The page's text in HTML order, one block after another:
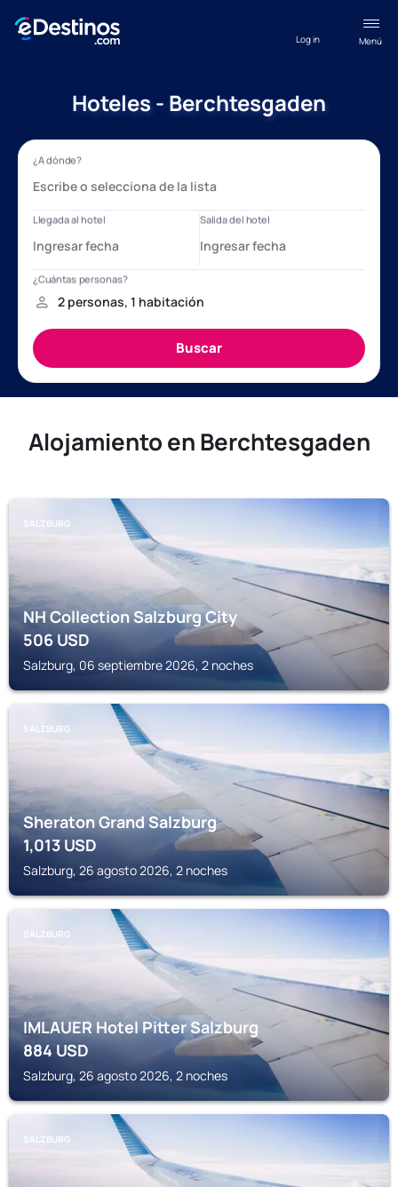
Menú
Log in
Hoteles - Berchtesgaden
Alojamiento en Berchtesgaden
SALZBURG
NH Collection Salzburg City
506USD
Salzburg, 06 septiembre 2026, 2 noches
SALZBURG
Sheraton Grand Salzburg
1,013USD
Salzburg, 26 agosto 2026, 2 noches
SALZBURG
IMLAUER Hotel Pitter Salzburg
884USD
Salzburg, 26 agosto 2026, 2 noches
SALZBURG